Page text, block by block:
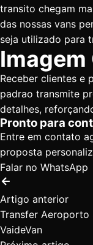
transito chegam
das nossas vans
seja utilizado para
Receber clientes e
padrao transmite
detalhes,
Pronto para
Entre em contato
proposta
Falar no WhatsApp
Artigo anterior
Transfer Aeroporto
VaideVan